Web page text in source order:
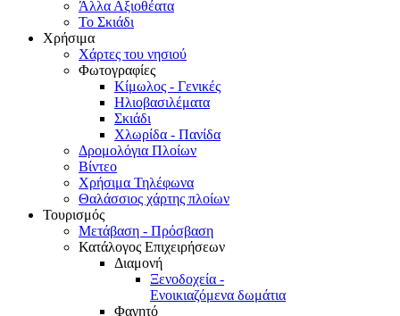
Άλλα Αξιοθέατα
Το Σκιάδι
Χρήσιμα
Χάρτες του νησιού
Φωτογραφίες
Κίμωλος - Γενικές
Ηλιοβασιλέματα
Σκιάδι
Χλωρίδα - Πανίδα
Δρομολόγια Πλοίων
Βίντεο
Χρήσιμα Τηλέφωνα
Θαλάσσιος χάρτης πλοίων
Τουρισμός
Μετάβαση - Πρόσβαση
Κατάλογος Επιχειρήσεων
Διαμονή
Ξενοδοχεία -
Ενοικιαζόμενα δωμάτια
Φαγητό